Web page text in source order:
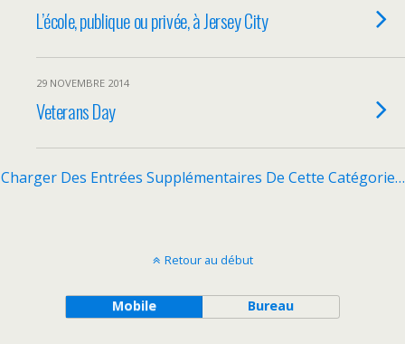
L’école, publique ou privée, à Jersey City
29 NOVEMBRE 2014
Veterans Day
Charger Des Entrées Supplémentaires De Cette Catégorie…
Retour au début
Mobile Bureau